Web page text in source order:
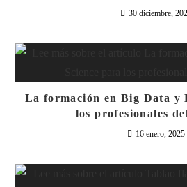
30 diciembre,
La formación en Big Data y
los profesionales
16 enero, 2025